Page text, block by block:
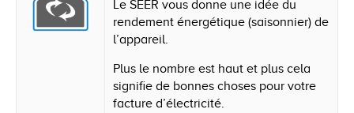
Le SEER vous donne une idée du
rendement énergétique (saisonnier) de
l’appareil.
Plus le nombre est haut et plus cela
signifie de bonnes choses pour votre
facture d’électricité.